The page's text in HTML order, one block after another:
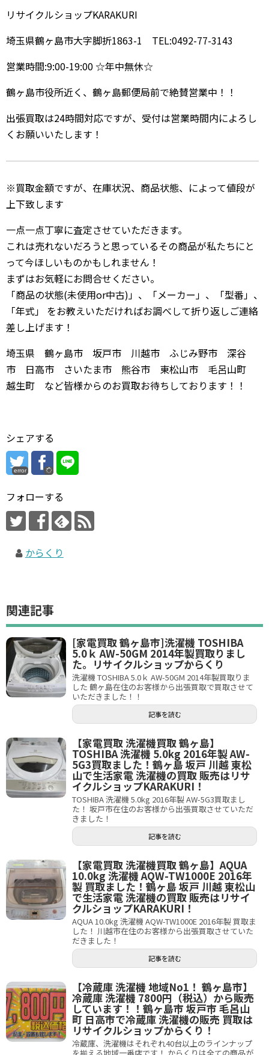
リサイクルショップKARAKURI
埼玉県鶴ヶ島市大字脚折1863-1 TEL:0492-77-3143
営業時間:9:00-19:00 ☆年中無休☆
鶴ヶ島市役所近く、鶴ヶ島郵便局前で絶賛営業中！！
出張買取は24時間対応ですが、受付は営業時間内によろし
くお願いいたします！
※買取金額ですが、在庫状況、商品状態、によって値段が
上下致します
一点一点丁寧に査定させていただきます。
これは売れないだろうと思っているその商品が私たちにと
って今ほしいものかもしれません！
まずはお気軽にお問合せください。
「商品の状態(未使用or中古)」、「メーカー」、「型番」、
「年式」 をお教えいただければお調べして折り返しご連絡
差し上げます！
埼玉県 鶴ヶ島市 坂戸市 川越市 ふじみ野市 深谷
市 日高市 さいたま市 熊谷市 東松山市 毛呂山町
越生町 など皆様からのお買取お待ちしております！！
シェアする
error
フォローする
からくり
関連記事
[家電買取 鶴ヶ島市]洗濯機 TOSHIBA
5.0ｋ AW-50GM 2014年製買取りまし
た。リサイクルショップからくり
洗濯機 TOSHIBA 5.0ｋ AW-50GM 2014年製買取りま
した 鶴ヶ島在住のお客様から出張買取で買取させて
いただきました！！
記事を読む
【家電買取 洗濯機買取 鶴ヶ島】
TOSHIBA 洗濯機 5.0kg 2016年製 AW-
5G3買取ました！鶴ヶ島 坂戸 川越 東松
山で生活家電 洗濯機の買取 販売はリサ
イクルショップKARAKURI！
TOSHIBA 洗濯機 5.0kg 2016年製 AW-5G3買取まし
た！ 坂戸市在住のお客様から出張買取させていただ
きました！
記事を読む
【家電買取 洗濯機買取 鶴ヶ島】AQUA
10.0kg 洗濯機 AQW-TW1000E 2016年
製 買取ました！鶴ヶ島 坂戸 川越 東松山
で生活家電 洗濯機の買取 販売はリサイ
クルショップKARAKURI！
AQUA 10.0kg 洗濯機 AQW-TW1000E 2016年製 買取ま
した！ 川越市在住のお客様から出張買取させていた
だきました！
記事を読む
【冷蔵庫 洗濯機 地域No1！ 鶴ヶ島市】
冷蔵庫 洗濯機 7800円（税込）から販売
しています！！鶴ヶ島市 坂戸市 毛呂山
町 日高市で冷蔵庫 洗濯機の販売 買取は
リサイクルショップからくり！
冷蔵庫、洗濯機はそれぞれ40台以上のラインナップ